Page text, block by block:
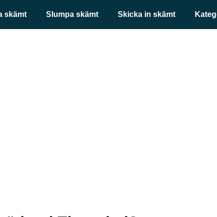
skämt Slumpa skämt Skicka in skämt